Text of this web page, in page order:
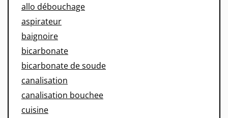
allo débouchage
aspirateur
baignoire
bicarbonate
bicarbonate de soude
canalisation
canalisation bouchee
cuisine